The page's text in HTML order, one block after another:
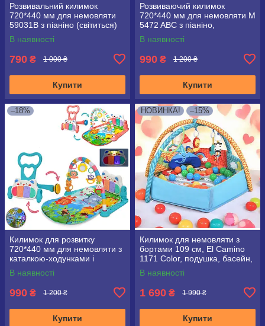
Розвивальний килимок
720*440 мм для немовляти
59031B з піаніно (світиться)
В наявності
790 ₴ 1 000 ₴
Купити
Розвиваючий килимок
720*440 мм для немовляти M
5472 ABC з піаніно,
мікрофон, MP3, пульт
управління
В наявності
990 ₴ 1 200 ₴
Купити
–18%
Килимок для розвитку
720*440 мм для немовляти з
каталкою-ходунками і
піаніно, 668-31
В наявності
990 ₴ 1 200 ₴
Купити
НОВИНКА! –15%
Килимок для немовляти з
бортами 109 см, El Camino
1171 Color, подушка, басейн,
кульки
В наявності
1 690 ₴ 1 990 ₴
Купити